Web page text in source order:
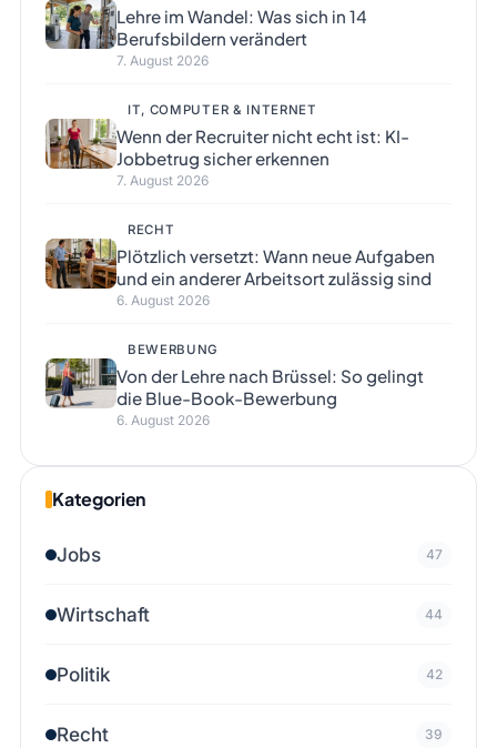
Lehre im Wandel: Was sich in 14
Berufsbildern verändert
7. August 2026
IT, COMPUTER & INTERNET
Wenn der Recruiter nicht echt ist: KI-
Jobbetrug sicher erkennen
7. August 2026
RECHT
Plötzlich versetzt: Wann neue Aufgaben
und ein anderer Arbeitsort zulässig sind
6. August 2026
BEWERBUNG
Von der Lehre nach Brüssel: So gelingt
die Blue-Book-Bewerbung
6. August 2026
Kategorien
Jobs 47
Wirtschaft 44
Politik 42
Recht 39